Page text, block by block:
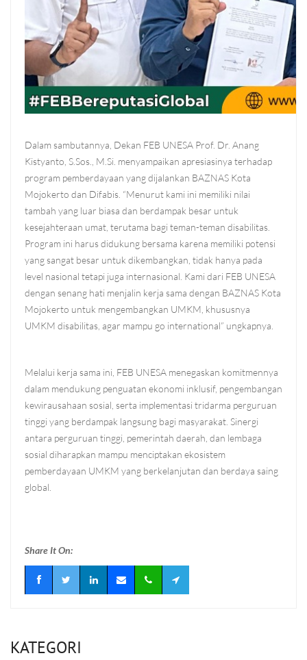
Dalam sambutannya, Dekan FEB UNESA Prof. Dr. Anang
Kistyanto, S.Sos., M.Si. menyampaikan apresiasinya terhadap
program pemberdayaan yang dijalankan BAZNAS Kota
Mojokerto dan Difabis. “Menurut kami ini memiliki nilai
tambah yang luar biasa dan berdampak besar untuk
kesejahteraan umat, terutama bagi teman-teman disabilitas.
Program ini harus didukung bersama karena memiliki potensi
yang sangat besar untuk dikembangkan, tidak hanya pada
level nasional tetapi juga internasional. Kami dari FEB UNESA
dengan senang hati menjalin kerja sama dengan BAZNAS Kota
Mojokerto untuk mengembangkan UMKM, khususnya
UMKM disabilitas, agar mampu go international” ungkapnya.
Melalui kerja sama ini, FEB UNESA menegaskan komitmennya
dalam mendukung penguatan ekonomi inklusif, pengembangan
kewirausahaan sosial, serta implementasi tridarma perguruan
tinggi yang berdampak langsung bagi masyarakat. Sinergi
antara perguruan tinggi, pemerintah daerah, dan lembaga
sosial diharapkan mampu menciptakan ekosistem
pemberdayaan UMKM yang berkelanjutan dan berdaya saing
global.
Share It On:
KATEGORI